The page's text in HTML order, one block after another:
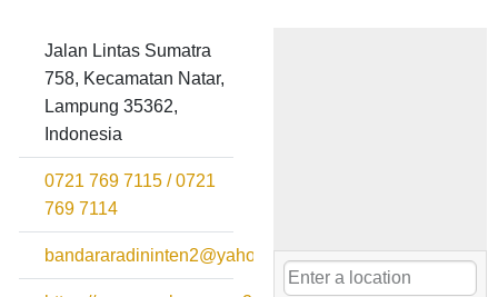
Jalan Lintas Sumatra
758, Kecamatan Natar,
Lampung 35362,
Indonesia
0721 769 7115 / 0721
769 7114
bandararadininten2@yahoo.co.id